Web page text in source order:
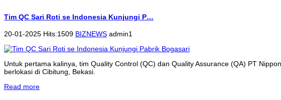
Tim QC Sari Roti se Indonesia Kunjungi P…
20-01-2025 Hits:1509 BIZNEWS admin1
Untuk pertama kalinya, tim Quality Control (QC) dan Quality Assurance (QA) PT
berlokasi di Cibitung, Bekasi.
Read more